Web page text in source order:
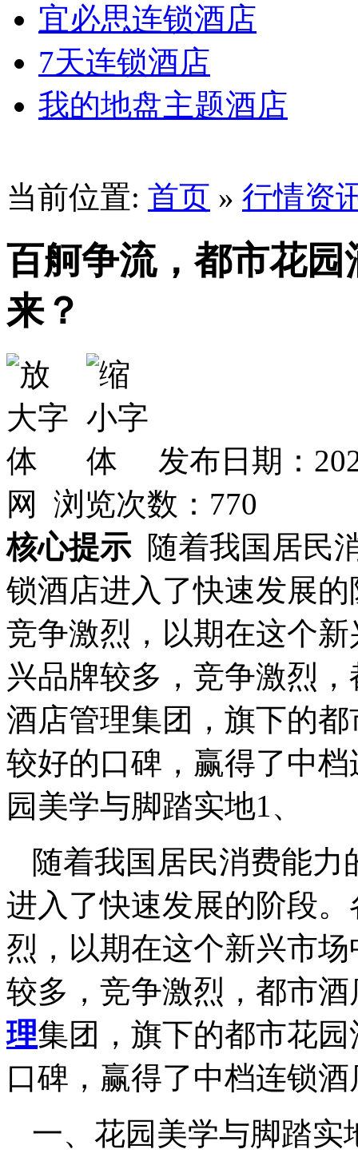
宜必思连锁酒店
7天连锁酒店
我的地盘主题酒店
当前位置: 首页 » 行情资
百舸争流，都市花
来？
发布日期：
网 浏览次数： 770
核心提示 随着我国居民
锁酒店进入了快速发展
竞争激烈，以期在这个
兴品牌较多，竞争激烈
酒店管理集团，旗下的
较好的口碑，赢得了中
园美学与脚踏实地1、
随着我国居民消费能
进入了快速发展的阶段
烈，以期在这个新兴市
较多，竞争激烈，都市
理集团，旗下的都市花
口碑，赢得了中档连锁
一、花园美学与脚踏实